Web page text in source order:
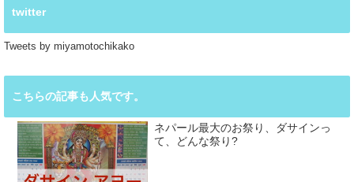
twitter
Tweets by miyamotochikako
こちらの記事も人気です。
ネパール最大のお祭り、ダサインっ
て、どんな祭り?